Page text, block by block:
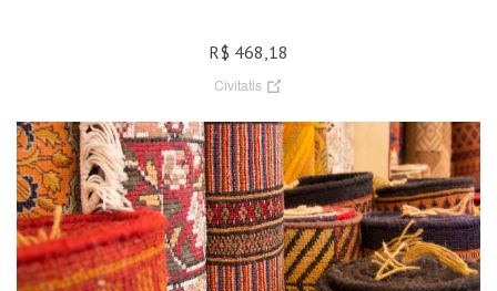
R$ 468,18
Civitatis